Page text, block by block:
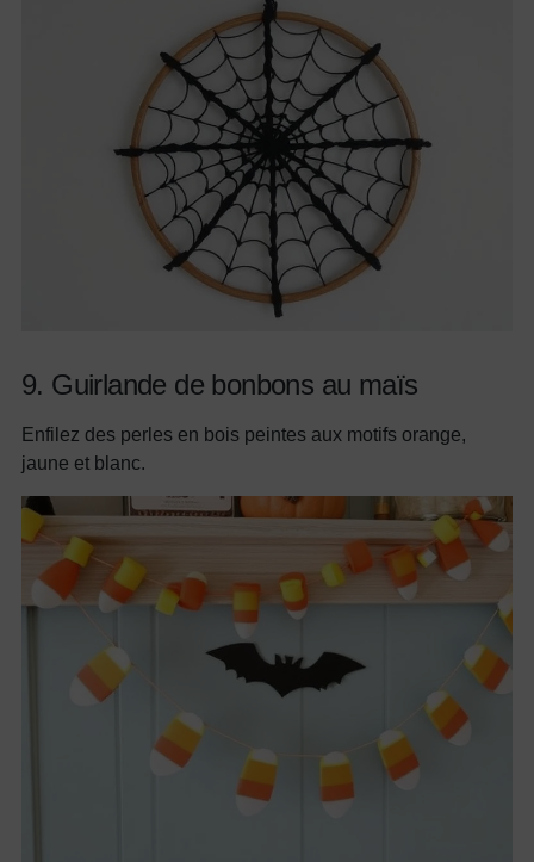
9. Guirlande de bonbons au maïs
Enfilez des perles en bois peintes aux motifs orange,
jaune et blanc.